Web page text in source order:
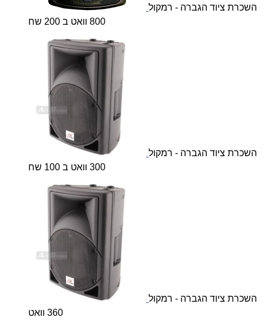
השכרת ציוד הגברה - רמקול
800 וואט ב 200 שח
השכרת ציוד הגברה - רמקול
300 וואט ב 100 שח
השכרת ציוד הגברה - רמקול
360 וואט